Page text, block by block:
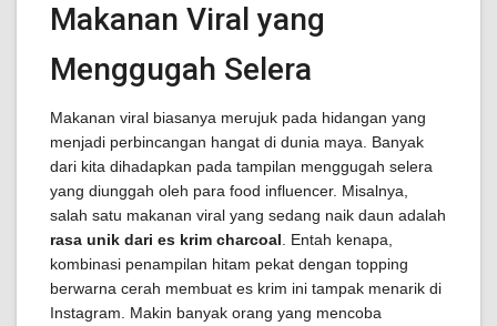
Makanan Viral yang
Menggugah Selera
Makanan viral biasanya merujuk pada hidangan yang
menjadi perbincangan hangat di dunia maya. Banyak
dari kita dihadapkan pada tampilan menggugah selera
yang diunggah oleh para food influencer. Misalnya,
salah satu makanan viral yang sedang naik daun adalah
rasa unik dari es krim charcoal . Entah kenapa,
kombinasi penampilan hitam pekat dengan topping
berwarna cerah membuat es krim ini tampak menarik di
Instagram. Makin banyak orang yang mencoba